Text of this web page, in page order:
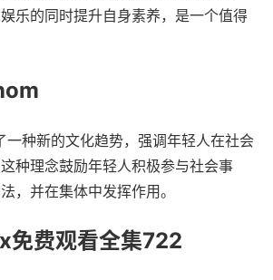
乐的同时提升自身素养，是一个值得
一种新的文化趋势，强调年轻人在社会
种理念鼓励年轻人积极参与社会事
，并在集体中发挥作用。
免费观看全集722